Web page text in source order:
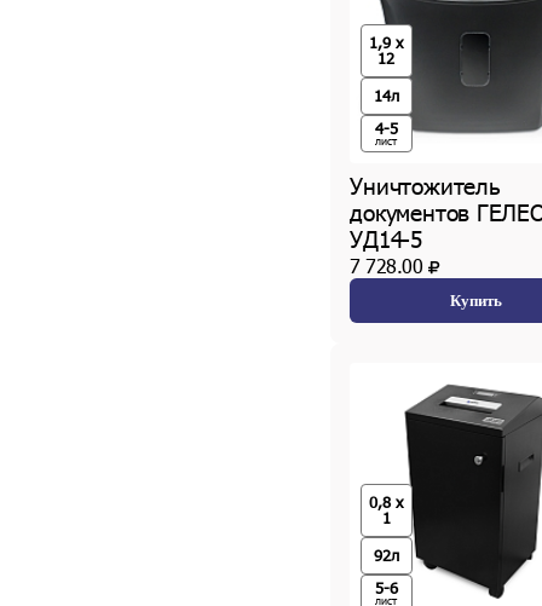
1,9 х
12
14л
4-5
лист
Уничтожитель
документов
УД14-5
7 728.00
Купить
0,8 x
1
92л
5-6
лист